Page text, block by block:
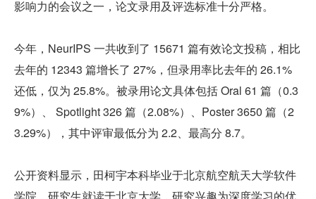
影响力的会议之一，论文录用及评选标准十分严格。
今年，NeurIPS 一共收到了 15671 篇有效论文投稿，相比
去年的 12343 篇增长了 27%，但录用率比去年的 26.1%
还低，仅为 25.8%。被录用论文具体包括 Oral 61 篇（0.3
9%）、 Spotlight 326 篇（2.08%）、Poster 3650 篇（2
3.29%），其中评审最低分为 2.2、最高分 8.7。
公开资料显示，田柯宇本科毕业于北京航空航天大学软件